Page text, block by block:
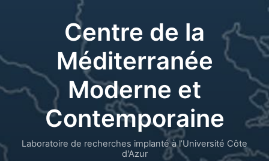
Centre de la
Méditerranée
Moderne et
Contemporaine
Laboratoire de recherches implanté à l’Université Côte
d'Azur